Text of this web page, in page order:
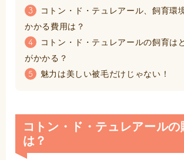
3
コトン・ド・テュレアール、飼育環
かかる費用は？
4
コトン・ド・テュレアールの飼育は
がかかる？
5 魅力は美しい被毛だけじゃない！
コトン・ド・テュレアールの
は？